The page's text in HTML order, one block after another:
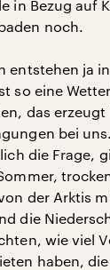
in Bezug auf
noch.
entstehen ja
so eine
das
bei
die Frage,
der Arktis
die
wie viel
haben,